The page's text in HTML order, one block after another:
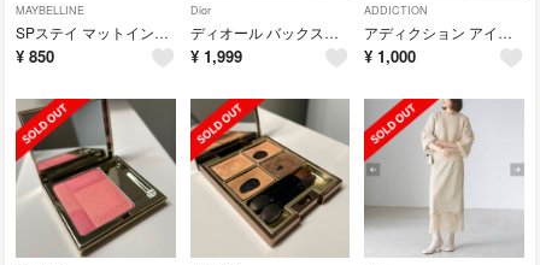
MAYBELLINE
SPステイ マットインク 118 華やかなクラシカルレッド リキッド リップ
¥ 850
Dior
ディオール バックステージアイパレット002クール
¥ 1,999
ADDICTION
アディクション アイシャドウ 002P、006Pセット
¥ 1,000